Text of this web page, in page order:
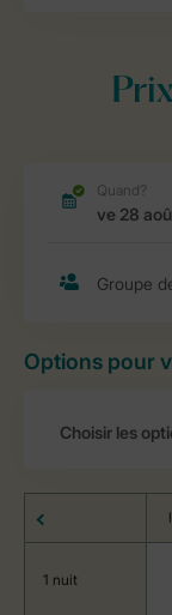
Options pour
1 nuit